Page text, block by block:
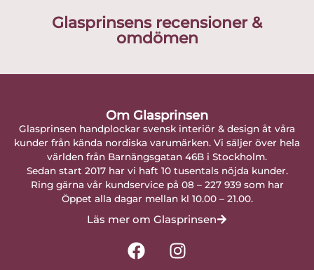
Glasprinsens recensioner &
omdömen
Om Glasprinsen
Glasprinsen handplockar svensk interiör & design åt våra
kunder från kända nordiska varumärken. Vi säljer över hela
världen från Barnängsgatan 46B i Stockholm.
Sedan start 2017 har vi haft 10 tusentals nöjda kunder.
Ring gärna vår kundservice på 08 – 227 939 som har
Öppet alla dagar mellan kl 10.00 – 21.00.
Läs mer om Glasprinsen
F
a
I
n